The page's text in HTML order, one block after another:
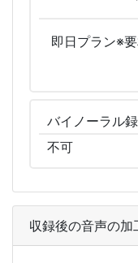
即日プラン※
バイノーラル
不可
収録後の音声の加